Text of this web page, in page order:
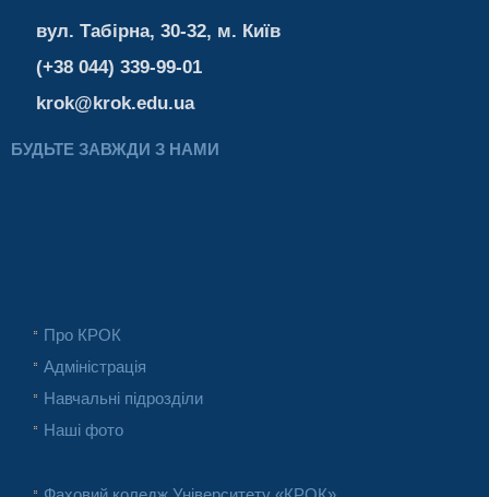
вул. Табірна, 30-32, м. Київ
(+38 044) 339-99-01
krok@krok.edu.ua
БУДЬТЕ ЗАВЖДИ З НАМИ
Про КРОК
Адміністрація
Навчальні підрозділи
Наші фото